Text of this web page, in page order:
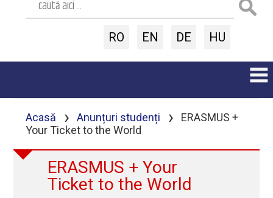
RO EN DE HU
Acasă › Anunțuri studenți ›
ERASMUS +
Your Ticket to the World
ERASMUS + Your
Ticket to the World